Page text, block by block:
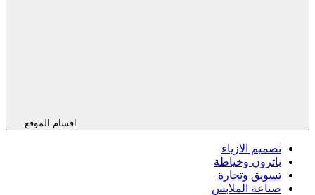
اقسام الموقع
تصميم الازياء
باترون وخياطة
تسويق وتجارة
صناعة الملابس